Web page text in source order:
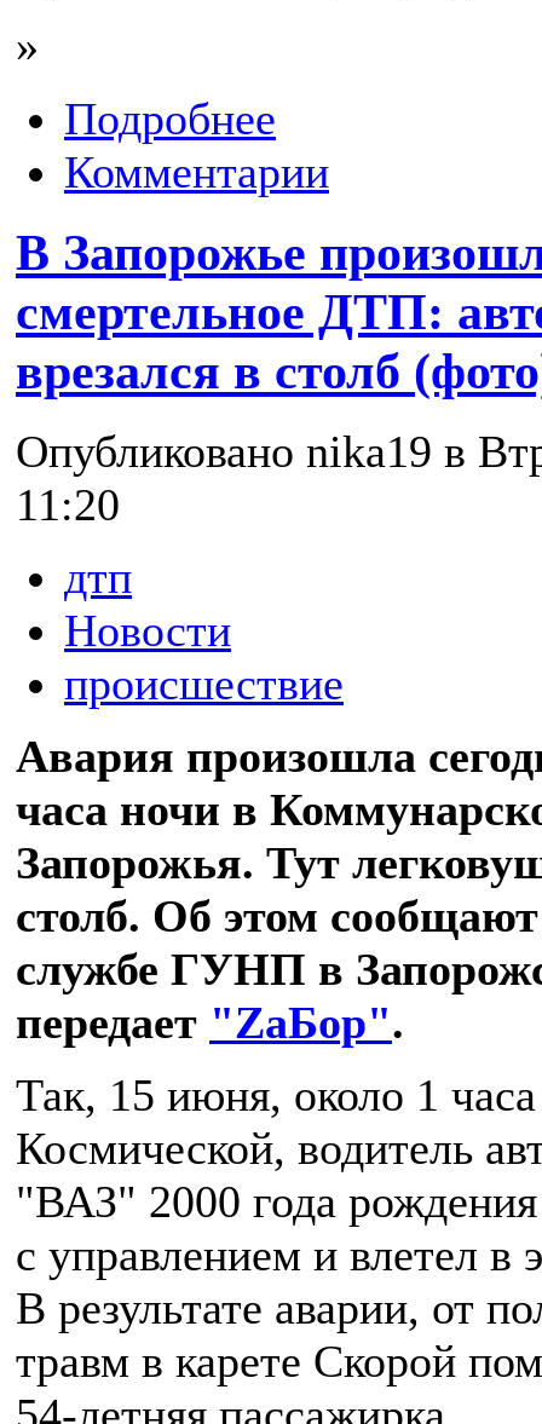
»
Подробнее
Комментарии
В Запорожье
смертельное ДТП:
врезался в столб
Опубликовано nika19 в
11:20
дтп
Новости
происшествие
Авария произошла
часа ночи в
Запорожья. Тут
столб. Об этом
службе ГУНП в
передает "ZаБор".
Так, 15 июня, около 1
Космической, водитель
"ВАЗ" 2000 года рождения
с управлением и влетел в
В результате аварии, от
травм в карете Скорой